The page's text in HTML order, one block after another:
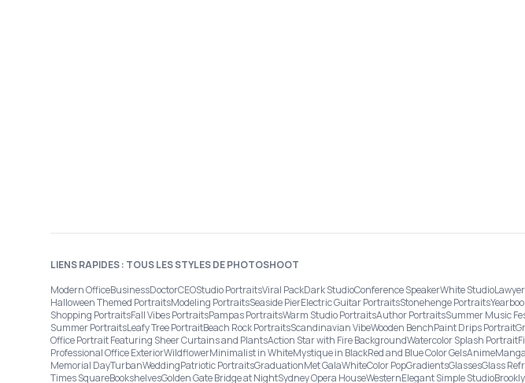
LIENS RAPIDES : TOUS LES STYLES DE PHOTOSHOOT
Modern OfficeBusinessDoctorCEOStudio PortraitsViral PackDark StudioConference SpeakerWhite StudioLawyer
Halloween Themed PortraitsModeling PortraitsSeaside PierElectric Guitar PortraitsStonehenge Portraits
Shopping PortraitsFall Vibes PortraitsPampas PortraitsWarm Studio PortraitsAuthor PortraitsSummer Music
Summer PortraitsLeafy Tree PortraitBeach Rock PortraitsScandinavian VibeWooden BenchPaint Drips Portrait
Office Portrait Featuring Sheer Curtains and PlantsAction Star with Fire BackgroundWatercolor Splash Portrait
Professional Office ExteriorWildflowerMinimalist in WhiteMystique in BlackRed and Blue Color GelsAnimeManga
Memorial DayTurbanWeddingPatriotic PortraitsGraduationMet GalaWhiteColor PopGradientsGlassesGlass
Times SquareBookshelvesGolden Gate Bridge at NightSydney Opera HouseWesternElegant Simple Studio